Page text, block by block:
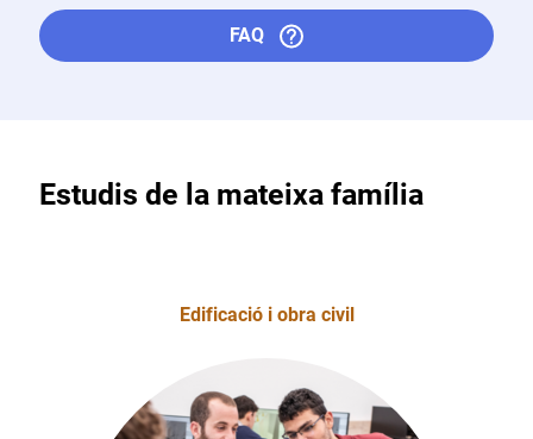
FAQ
Estudis de la mateixa família
Edificació i obra civil